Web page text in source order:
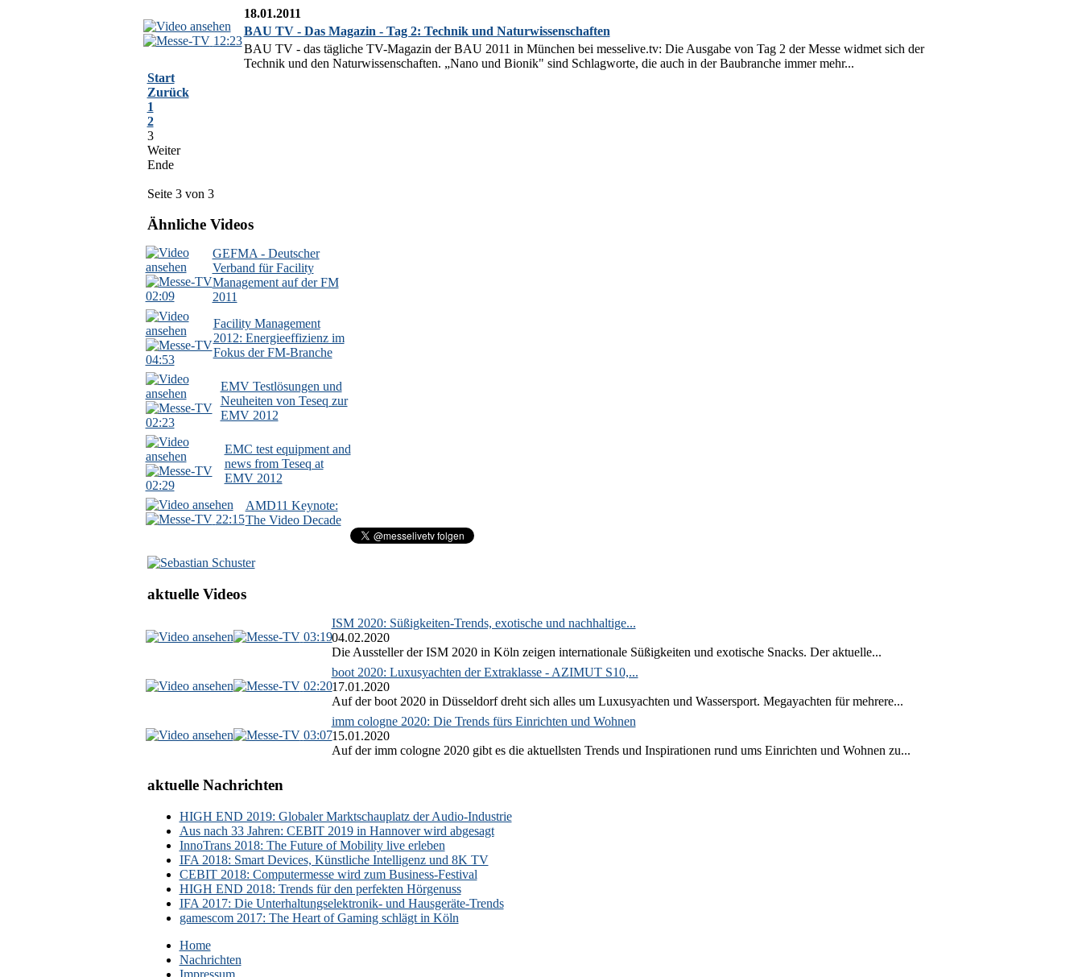
12:23
18.01.2011
BAU TV - Das Magazin - Tag 2: Technik und Naturwissenschaften
BAU TV - das tägliche TV-Magazin der BAU 2011 in München bei messelive.tv: Die Ausgabe von Tag 2 der Messe widmet sich der
Technik und den Naturwissenschaften. „Nano und Bionik" sind Schlagworte, die auch in der Baubranche immer mehr...
Start
Zurück
1
2
3
Weiter
Ende
Seite 3 von 3
Ähnliche Videos
02:09
GEFMA - Deutscher
Verband für Facility
Management auf der FM
2011
04:53
Facility Management
2012: Energieeffizienz im
Fokus der FM-Branche
02:23
EMV Testlösungen und
Neuheiten von Teseq zur
EMV 2012
02:29
EMC test equipment and
news from Teseq at
EMV 2012
22:15
AMD11 Keynote:
The Video Decade
aktuelle Videos
03:19
ISM 2020: Süßigkeiten-Trends, exotische und nachhaltige...
04.02.2020
Die Aussteller der ISM 2020 in Köln zeigen internationale Süßigkeiten und exotische Snacks. Der aktuelle...
02:20
boot 2020: Luxusyachten der Extraklasse - AZIMUT S10,...
17.01.2020
Auf der boot 2020 in Düsseldorf dreht sich alles um Luxusyachten und Wassersport. Megayachten für mehrere...
03:07
imm cologne 2020: Die Trends fürs Einrichten und Wohnen
15.01.2020
Auf der imm cologne 2020 gibt es die aktuellsten Trends und Inspirationen rund ums Einrichten und Wohnen zu...
aktuelle Nachrichten
HIGH END 2019: Globaler Marktschauplatz der Audio-Industrie
Aus nach 33 Jahren: CEBIT 2019 in Hannover wird abgesagt
InnoTrans 2018: The Future of Mobility live erleben
IFA 2018: Smart Devices, Künstliche Intelligenz und 8K TV
CEBIT 2018: Computermesse wird zum Business-Festival
HIGH END 2018: Trends für den perfekten Hörgenuss
IFA 2017: Die Unterhaltungselektronik- und Hausgeräte-Trends
gamescom 2017: The Heart of Gaming schlägt in Köln
Home
Nachrichten
Impressum